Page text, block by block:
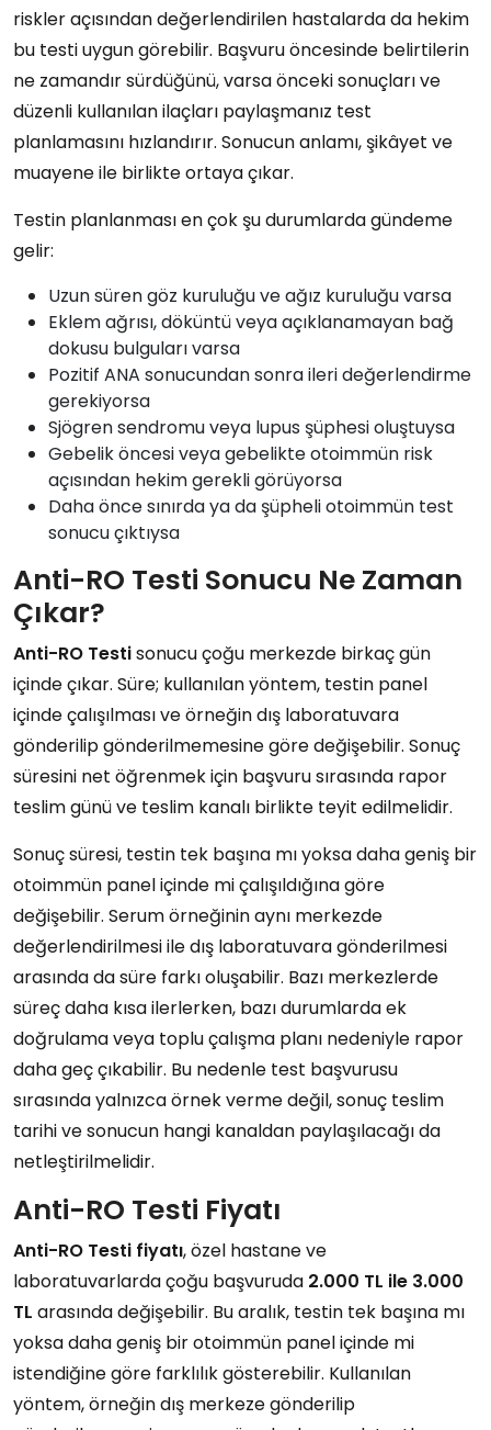
riskler açısından değerlendirilen hastalarda da hekim
bu testi uygun görebilir. Başvuru öncesinde belirtilerin
ne zamandır sürdüğünü, varsa önceki sonuçları ve
düzenli kullanılan ilaçları paylaşmanız test
planlamasını hızlandırır. Sonucun anlamı, şikâyet ve
muayene ile birlikte ortaya çıkar.
Testin planlanması en çok şu durumlarda gündeme
gelir:
Uzun süren göz kuruluğu ve ağız kuruluğu varsa
Eklem ağrısı, döküntü veya açıklanamayan bağ
dokusu bulguları varsa
Pozitif ANA sonucundan sonra ileri değerlendirme
gerekiyorsa
Sjögren sendromu veya lupus şüphesi oluştuysa
Gebelik öncesi veya gebelikte otoimmün risk
açısından hekim gerekli görüyorsa
Daha önce sınırda ya da şüpheli otoimmün test
sonucu çıktıysa
Anti-RO Testi Sonucu Ne Zaman
Çıkar?
Anti-RO Testisonucu çoğu merkezde birkaç gün
içinde çıkar. Süre; kullanılan yöntem, testin panel
içinde çalışılması ve örneğin dış laboratuvara
gönderilip gönderilmemesine göre değişebilir. Sonuç
süresini net öğrenmek için başvuru sırasında rapor
teslim günü ve teslim kanalı birlikte teyit edilmelidir.
Sonuç süresi, testin tek başına mı yoksa daha geniş bir
otoimmün panel içinde mi çalışıldığına göre
değişebilir. Serum örneğinin aynı merkezde
değerlendirilmesi ile dış laboratuvara gönderilmesi
arasında da süre farkı oluşabilir. Bazı merkezlerde
süreç daha kısa ilerlerken, bazı durumlarda ek
doğrulama veya toplu çalışma planı nedeniyle rapor
daha geç çıkabilir. Bu nedenle test başvurusu
sırasında yalnızca örnek verme değil, sonuç teslim
tarihi ve sonucun hangi kanaldan paylaşılacağı da
netleştirilmelidir.
Anti-RO Testi Fiyatı
Anti-RO Testi fiyatı, özel hastane ve
laboratuvarlarda çoğu başvuruda 2.000 TL ile 3.000
TL arasında değişebilir. Bu aralık, testin tek başına mı
yoksa daha geniş bir otoimmün panel içinde mi
istendiğine göre farklılık gösterebilir. Kullanılan
yöntem, örneğin dış merkeze gönderilip